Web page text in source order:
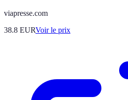
viapresse.com
38.8 EURVoir le prix